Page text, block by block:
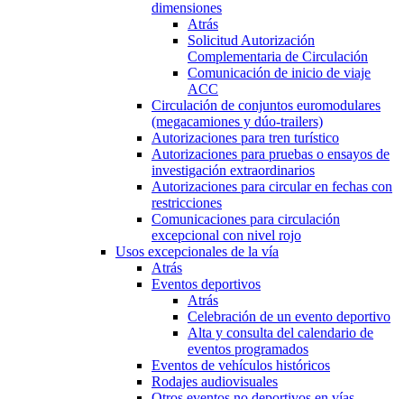
dimensiones
Atrás
Solicitud Autorización
Complementaria de Circulación
Comunicación de inicio de viaje
ACC
Circulación de conjuntos euromodulares
(megacamiones y dúo-trailers)
Autorizaciones para tren turístico
Autorizaciones para pruebas o ensayos de
investigación extraordinarios
Autorizaciones para circular en fechas con
restricciones
Comunicaciones para circulación
excepcional con nivel rojo
Usos excepcionales de la vía
Atrás
Eventos deportivos
Atrás
Celebración de un evento deportivo
Alta y consulta del calendario de
eventos programados
Eventos de vehículos históricos
Rodajes audiovisuales